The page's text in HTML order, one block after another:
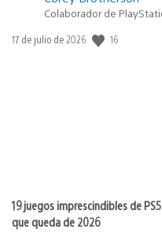
Colaborador de
Fecha
17 de julio de 2026 16
19 juegos imprescindibles de
que queda de 2026